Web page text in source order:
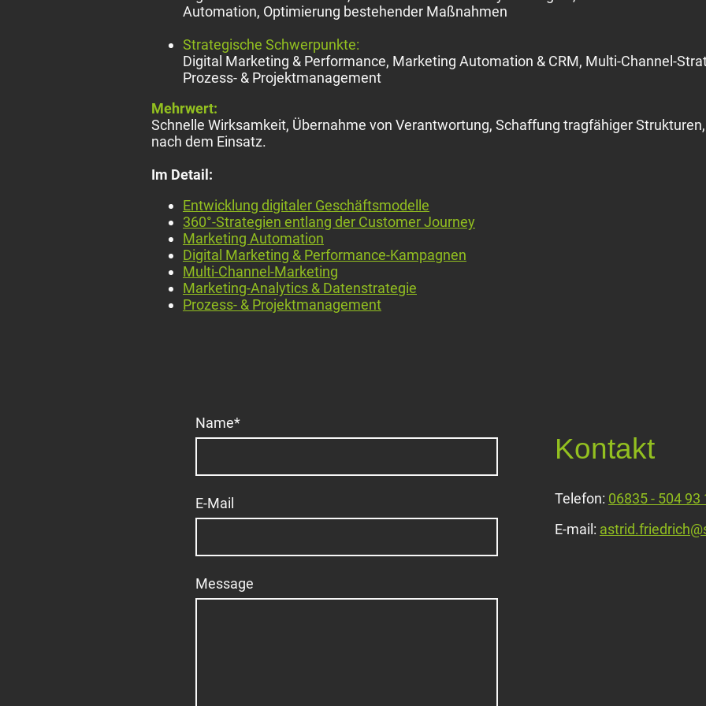
Automation, Optimierung bestehender Maßnahmen
Strategische Schwerpunkte:
Digital Marketing & Performance, Marketing Automation & CRM, Multi-Channel-
Prozess- & Projektmanagement
Mehrwert:
Schnelle Wirksamkeit, Übernahme von Verantwortung, Schaffung tragfähiger
nach dem Einsatz.
Im Detail:
Entwicklung digitaler Geschäftsmodelle
360°-Strategien entlang der Customer Journey
Marketing Automation
Digital Marketing & Performance-Kampagnen
Multi-Channel-Marketing
Marketing-Analytics & Datenstrategie
Prozess- & Projektmanagement
Name*
E-Mail
Message
Kontakt
Telefon: 06835 - 504 93
E-mail: